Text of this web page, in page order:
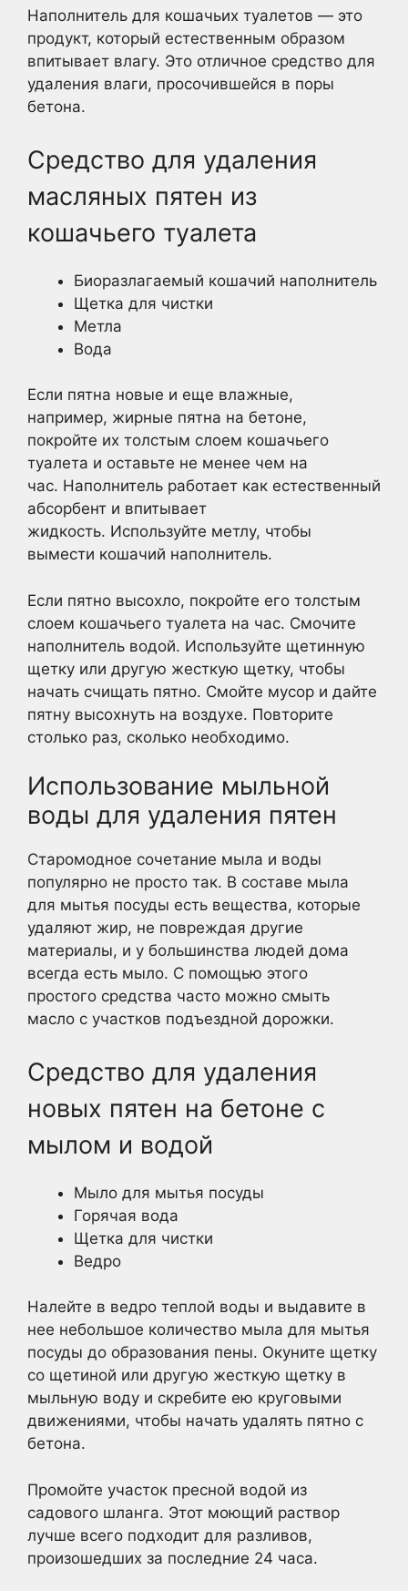
Наполнитель для кошачьих туалетов — это
продукт, который естественным образом
впитывает влагу. Это отличное средство для
удаления влаги, просочившейся в поры
бетона.
Средство для удаления
масляных пятен из
кошачьего туалета
Биоразлагаемый кошачий наполнитель
Щетка для чистки
Метла
Вода
Если пятна новые и еще влажные,
например, жирные пятна на бетоне,
покройте их толстым слоем кошачьего
туалета и оставьте не менее чем на
час. Наполнитель работает как естественный
абсорбент и впитывает
жидкость. Используйте метлу, чтобы
вымести кошачий наполнитель.
Если пятно высохло, покройте его толстым
слоем кошачьего туалета на час. Смочите
наполнитель водой. Используйте щетинную
щетку или другую жесткую щетку, чтобы
начать счищать пятно. Смойте мусор и дайте
пятну высохнуть на воздухе. Повторите
столько раз, сколько необходимо.
Использование мыльной
воды для удаления пятен
Старомодное сочетание мыла и воды
популярно не просто так. В составе мыла
для мытья посуды есть вещества, которые
удаляют жир, не повреждая другие
материалы, и у большинства людей дома
всегда есть мыло. С помощью этого
простого средства часто можно смыть
масло с участков подъездной дорожки.
Средство для удаления
новых пятен на бетоне с
мылом и водой
Мыло для мытья посуды
Горячая вода
Щетка для чистки
Ведро
Налейте в ведро теплой воды и выдавите в
нее небольшое количество мыла для мытья
посуды до образования пены. Окуните щетку
со щетиной или другую жесткую щетку в
мыльную воду и скребите ею круговыми
движениями, чтобы начать удалять пятно с
бетона.
Промойте участок пресной водой из
садового шланга. Этот моющий раствор
лучше всего подходит для разливов,
произошедших за последние 24 часа.